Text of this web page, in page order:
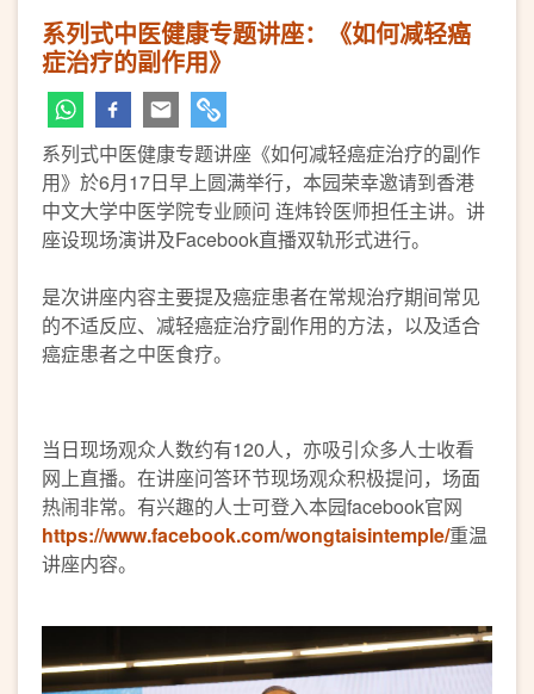
系列式中医健康专题讲座：《如何减轻癌
症治疗的副作用》
系列式中医健康专题讲座《如何减轻癌症治疗的副作
用》於6月17日早上圆满举行，本园荣幸邀请到香港
中文大学中医学院专业顾问 连炜铃医师担任主讲。讲
座设现场演讲及Facebook直播双轨形式进行。
是次讲座内容主要提及癌症患者在常规治疗期间常见
的不适反应、减轻癌症治疗副作用的方法，以及适合
癌症患者之中医食疗。
当日现场观众人数约有120人，亦吸引众多人士收看
网上直播。在讲座问答环节现场观众积极提问，场面
热闹非常。有兴趣的人士可登入本园facebook官网
https://www.facebook.com/wongtaisintemple/重温
讲座内容。